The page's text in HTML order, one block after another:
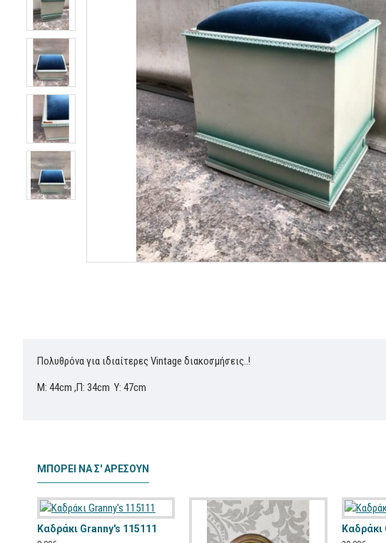
Πολυθρόνα για ιδιαίτερες Vintage διακοσμήσεις..!
Μ: 44cm ,Π: 34cm Y: 47cm
ΜΠΟΡΕΊ ΝΑ Σ' ΑΡΈΣΟΥΝ
Καδράκι Granny's 115111 Καδράκι